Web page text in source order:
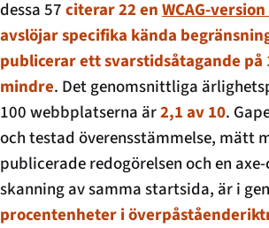
dessa 57citerar 22 enWCAG-
avslöjar specifika kända
publicerar ett svarstidsåtagande på
mindre. Det genomsnittliga
100 webbplatserna är2,1 av 10.
och testad överensstämmelse, mätt
publicerade redogörelsen och en
skanning av samma startsida, är i
procentenheter i